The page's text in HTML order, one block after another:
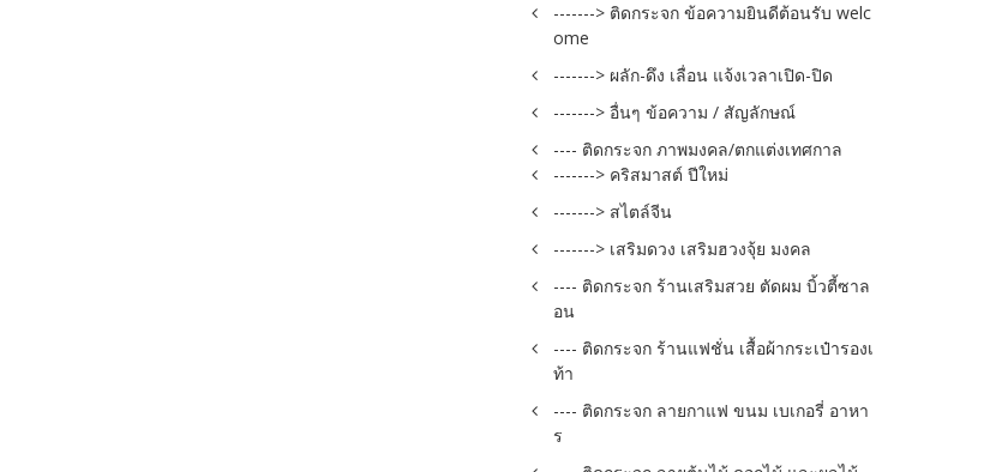
-------> ติดกระจก ข้อความยินดีต้อนรับ welc
ome
-------> ผลัก-ดึง เลื่อน แจ้งเวลาเปิด-ปิด
-------> อื่นๆ ข้อความ / สัญลักษณ์
---- ติดกระจก ภาพมงคล/ตกแต่งเทศกาล
-------> คริสมาสต์ ปีใหม่
-------> สไตล์จีน
-------> เสริมดวง เสริมฮวงจุ้ย มงคล
---- ติดกระจก ร้านเสริมสวย ตัดผม บิ้วตี้ซาล
อน
---- ติดกระจก ร้านแฟชั่น เสื้อผ้ากระเป๋ารองเ
ท้า
---- ติดกระจก ลายกาแฟ ขนม เบเกอรี่ อาหา
ร